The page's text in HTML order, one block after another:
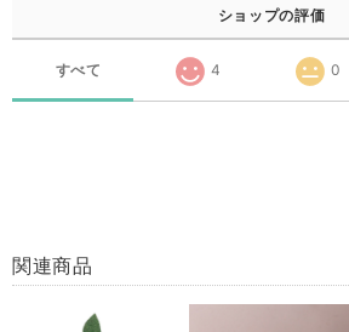
ショップの評価
すべて 4 0
関連商品